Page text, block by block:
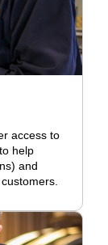
access to
help
and